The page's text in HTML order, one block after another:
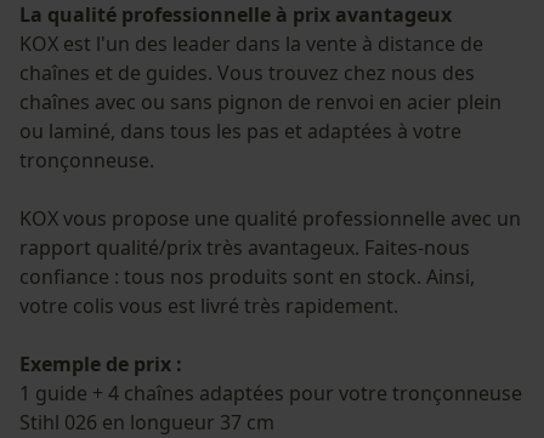
La qualité professionnelle à prix avantageux
KOX est l'un des leader dans la vente à distance de
chaînes et de guides. Vous trouvez chez nous des
chaînes avec ou sans pignon de renvoi en acier plein
ou laminé, dans tous les pas et adaptées à votre
tronçonneuse.
KOX vous propose une qualité professionnelle avec un
rapport qualité/prix très avantageux. Faites-nous
confiance : tous nos produits sont en stock. Ainsi,
votre colis vous est livré très rapidement.
Exemple de prix :
1 guide + 4 chaînes adaptées pour votre tronçonneuse
Stihl 026 en longueur 37 cm